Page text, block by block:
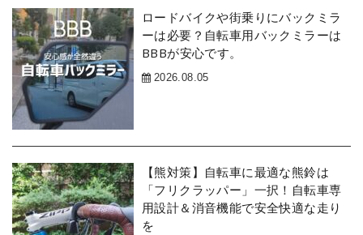
ロードバイクや街乗りにバックミラ
ーは必要？自転車用バックミラーは
BBBが安心です。
2026.08.05
【熊対策】自転車に最適な熊鈴は
「フリクラッパー」一択！自転車専
用設計＆消音機能で安全快適な走り
を